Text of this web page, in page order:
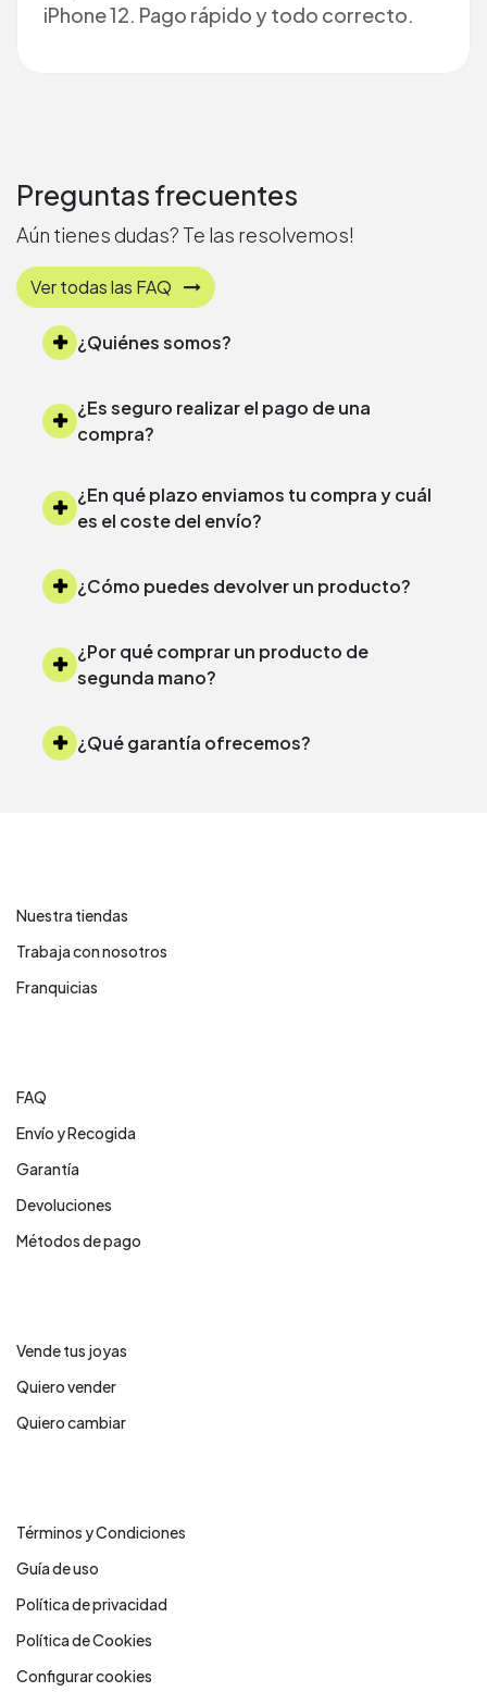
iPhone 12. Pago rápido y todo correcto.
Preguntas frecuentes
Aún tienes dudas? Te las resolvemos!
Ver todas las FAQ
¿Quiénes somos?
¿Es seguro realizar el pago de una
compra?
¿En qué plazo enviamos tu compra y cuál
es el coste del envío?
¿Cómo puedes devolver un producto?
¿Por qué comprar un producto de
segunda mano?
¿Qué garantía ofrecemos?
Nuestra tiendas
Trabaja con nosotros
Franquicias
FAQ
Envío y Recogida
Garantía
Devoluciones
Métodos de pago
Vende tus joyas
Quiero vender
Quiero cambiar
Términos y Condiciones
Guía de uso
Política de privacidad
Política de Cookies
Configurar cookies